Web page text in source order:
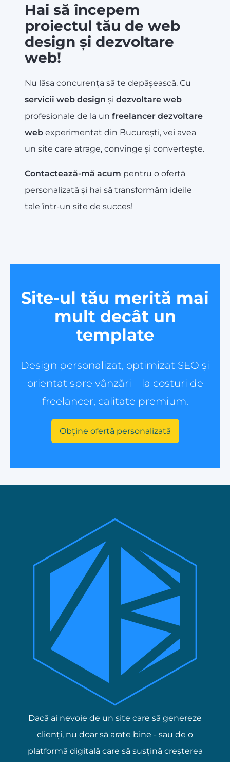
Hai să începem
proiectul tău de web
design și dezvoltare
web!
Nu lăsa concurența să te depășească. Cu
servicii web design și dezvoltare web
profesionale de la un freelancer dezvoltare
web experimentat din București, vei avea
un site care atrage, convinge și convertește.
Contactează-mă acum pentru o ofertă
personalizată și hai să transformăm ideile
tale într-un site de succes!
Site-ul tău merită mai
mult decât un
template
Design personalizat, optimizat SEO și
orientat spre vânzări – la costuri de
freelancer, calitate premium.
Obține ofertă personalizată
Dacă ai nevoie de un site care să genereze
clienți, nu doar să arate bine - sau de o
platformă digitală care să susțină creșterea